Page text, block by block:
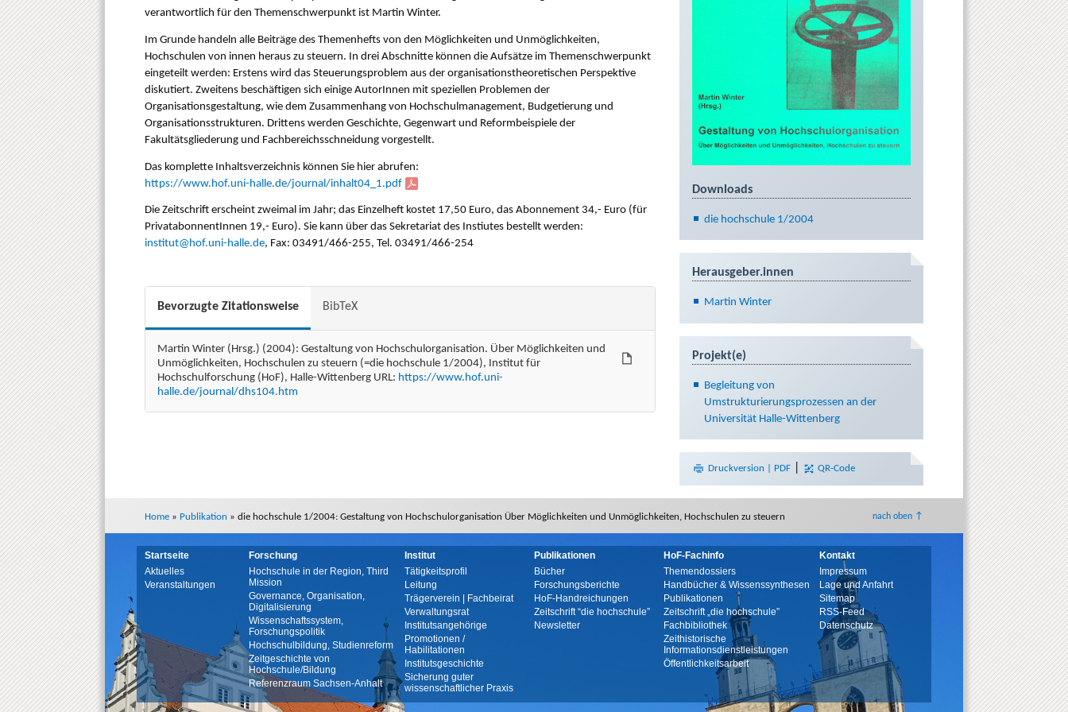
verantwortlich für den Themenschwerpunkt ist Martin Winter.
Im Grunde handeln alle Beiträge des Themenhefts von den Möglichkeiten und Unmöglichkeiten,
Hochschulen von innen heraus zu steuern. In drei Abschnitte können die Aufsätze im Themenschwerpunkt
eingeteilt werden: Erstens wird das Steuerungsproblem aus der organisationstheoretischen Perspektive
diskutiert. Zweitens beschäftigen sich einige AutorInnen mit speziellen Problemen der
Organisationsgestaltung, wie dem Zusammenhang von Hochschulmanagement, Budgetierung und
Organisationsstrukturen. Drittens werden Geschichte, Gegenwart und Reformbeispiele der
Fakultätsgliederung und Fachbereichsschneidung vorgestellt.
Das komplette Inhaltsverzeichnis können Sie hier abrufen:
https://www.hof.uni-halle.de/journal/inhalt04_1.pdf
Die Zeitschrift erscheint zweimal im Jahr; das Einzelheft kostet 17,50 Euro, das Abonnement 34,- Euro (für
PrivatabonnentInnen 19,- Euro). Sie kann über das Sekretariat des Instiutes bestellt werden:
institut@hof.uni-halle.de, Fax: 03491/466-255, Tel. 03491/466-254
Bevorzugte Zitationsweise BibTeX
Martin Winter (Hrsg.) (2004): Gestaltung von Hochschulorganisation. Über Möglichkeiten und
Unmöglichkeiten, Hochschulen zu steuern (=die hochschule 1/2004), Institut für
Hochschulforschung (HoF), Halle-Wittenberg URL: https://www.hof.uni-
halle.de/journal/dhs104.htm
Downloads
die hochschule 1/2004
Herausgeber.innen
Martin Winter
Projekt(e)
Begleitung von
Umstrukturierungsprozessen an der
Universität Halle-Wittenberg
Druckversion | PDF QR-Code
nach oben ↑
Home » Publikation » die hochschule 1/2004: Gestaltung von Hochschulorganisation Über Möglichkeiten und Unmöglichkeiten, Hochschulen zu steuern
Startseite
Aktuelles
Veranstaltungen
Forschung
Hochschule in der Region, Third
Mission
Governance, Organisation,
Digitalisierung
Wissenschaftssystem,
Forschungspolitik
Hochschulbildung, Studienreform
Zeitgeschichte von
Hochschule/Bildung
Referenzraum Sachsen-Anhalt
Institut
Tätigkeitsprofil
Leitung
Trägerverein | Fachbeirat
Verwaltungsrat
Institutsangehörige
Promotionen /
Habilitationen
Institutsgeschichte
Sicherung guter
wissenschaftlicher Praxis
Publikationen
Bücher
Forschungsberichte
HoF-Handreichungen
Zeitschrift “die hochschule”
Newsletter
HoF-Fachinfo
Themendossiers
Handbücher & Wissenssynthesen
Publikationen
Zeitschrift „die hochschule”
Fachbibliothek
Zeithistorische
Informationsdienstleistungen
Öffentlichkeitsarbeit
Kontakt
Impressum
Lage und Anfahrt
Sitemap
RSS-Feed
Datenschutz